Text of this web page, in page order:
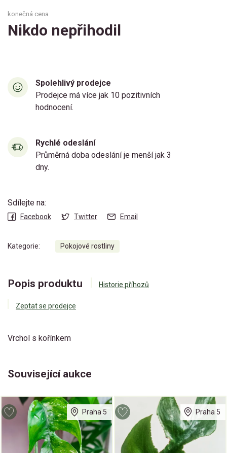
konečná cena
Nikdo nepřihodil
Spolehlivý prodejce
Prodejce má více jak 10 pozitivních
hodnocení.
Rychlé odeslání
Průměrná doba odeslání je menší jak 3
dny.
Sdílejte na:
Facebook Twitter Email
Kategorie: Pokojové rostliny
Popis produktu Historie příhozů
Zeptat se prodejce
Vrchol s kořínkem
Související aukce
Praha 5 Praha 5